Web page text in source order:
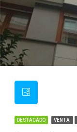
DESTACADO VENTA